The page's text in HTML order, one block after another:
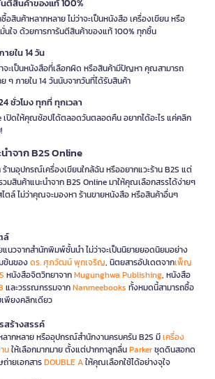
ตีสินค้าของแท้ 100%
สินค้าหลากหลาย ไม่ว่าจะเป็นหนังสือ เครื่องเขียน หรือ
นใจ ด้วยการการันตีสินค้าของแท้ 100% ทุกชิ้น
ยใน 14 วัน
าจะเป็นหนังสือที่เลือกผิด หรือสินค้ามีปัญหา คุณสามารถ
ๆ ภายใน 14 วันนับจากวันที่ได้รับสินค้า
ชั่วโมง ทุกที่ ทุกเวลา
เปิดให้คุณช้อปได้ตลอดวันตลอดคืน อยากได้อะไร แค่คลิก
ำจาก B2S Online
านอุปกรณ์เครื่องเขียนใกล้ฉัน หรืออยากแวะร้าน B2S แต่
วมสินค้าแนะนำจาก B2S Online มาให้คุณเลือกสรรได้ง่ายๆ
ตล์ ไม่ว่าคุณจะมองหา ร้านขายหนังสือ หรือสินค้าอื่นๆ
ล์
แนวจากสำนักพิมพ์ชั้นนำ ไม่ว่าจะเป็นนิยายยอดนิยมอย่าง
ข้นของดร. ศุภวัฒน์ พุกเจริญ, นิตยสารอัปเดตจากเพ็ญ
หนังสือจิตวิทยาจากMugunghwa Publishing, หนังสือ
และวรรณกรรมจากNanmeebooks ทั้งหมดนี้สามารถซื้อ
พียงคลิกเดียว
สร้างสรรค์
ากหลาย หรืออุปกรณ์สำนักงานครบครัน B2S มีเครื่อง
นให้เลือกมากมาย ตั้งแต่ปากกาลูกลื่นParkerชุดดินสอกด
ายเอกสารDOUBLE Aให้คุณเลือกใช้ได้อย่างจุใจ